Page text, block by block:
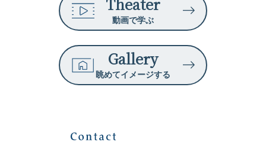
動画で学ぶ
Gallery
眺めてイメージする